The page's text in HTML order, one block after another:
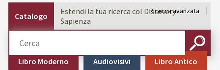
Catalogo
Estendi la tua ricerca col Discovery
Sapienza
Libro Moderno Audiovisivi Libro Antico
Ricerca avanzata
CERCA